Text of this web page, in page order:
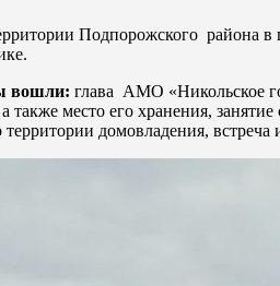
Подпорожского района
вошли: глава АМО «Никольское
также место его хранения,
домовладения,